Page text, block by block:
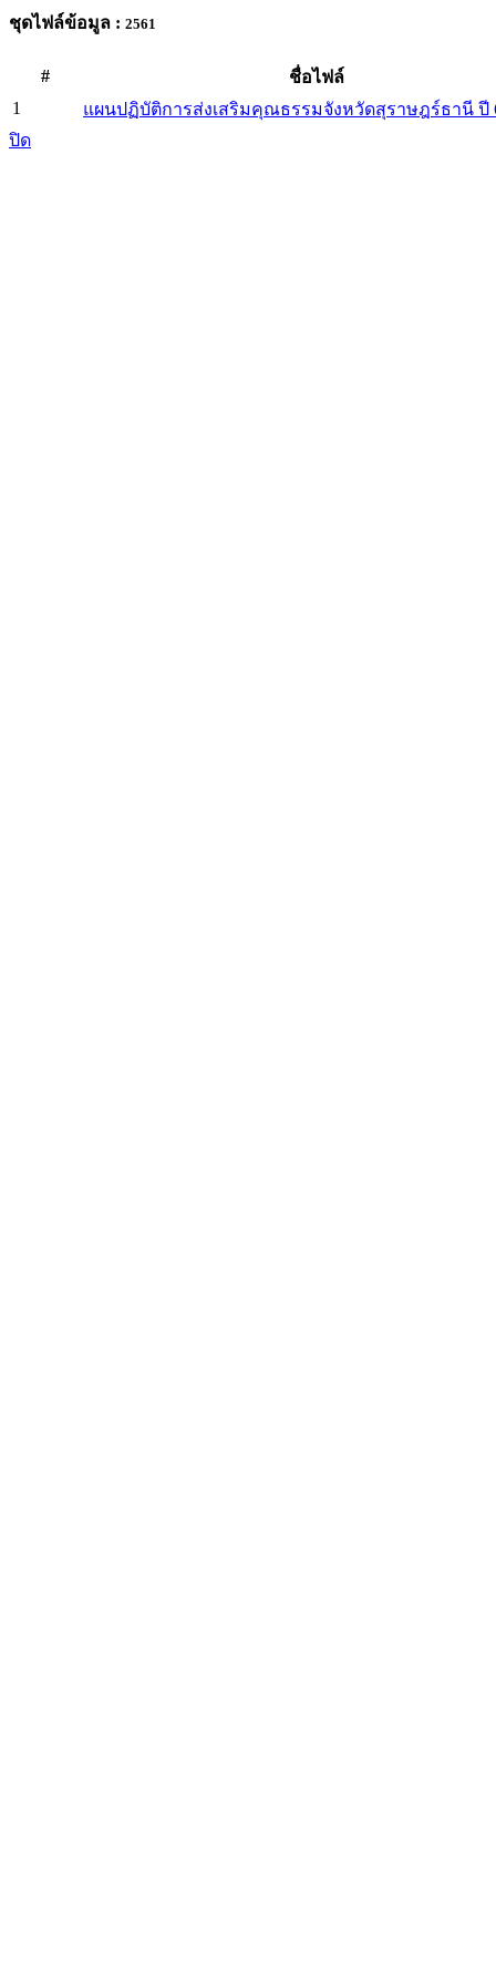
ชุดไฟล์ข้อมูล : 2561
#
ชื่อไฟล์
1
แผนปฏิบัติการส่งเสริมคุณธรรมจังหวัดสุราษฎร์ธานี ปี
ปิด